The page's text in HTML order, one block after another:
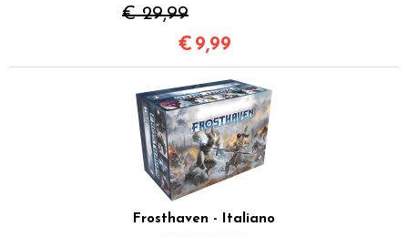
€ 29,99
€ 9,99
Frosthaven - Italiano